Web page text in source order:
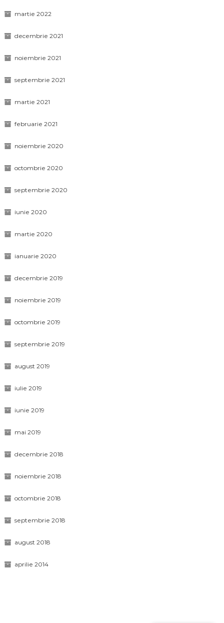
martie 2022
decembrie 2021
noiembrie 2021
septembrie 2021
martie 2021
februarie 2021
noiembrie 2020
octombrie 2020
septembrie 2020
iunie 2020
martie 2020
ianuarie 2020
decembrie 2019
noiembrie 2019
octombrie 2019
septembrie 2019
august 2019
iulie 2019
iunie 2019
mai 2019
decembrie 2018
noiembrie 2018
octombrie 2018
septembrie 2018
august 2018
aprilie 2014